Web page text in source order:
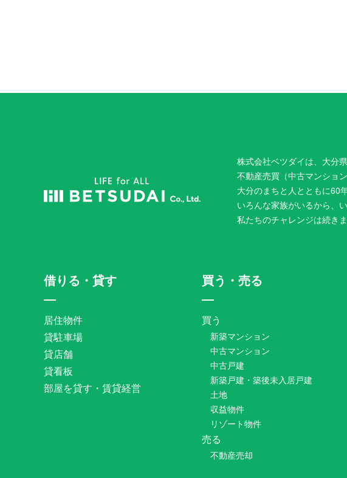
株式会社ベツダイは、大分
不動産売買（中古マンショ
大分のまちと人とともに60
いろんな家族がいるから、
私たちのチャレンジは続きま
借りる・貸す
居住物件
貸駐車場
貸店舗
貸看板
部屋を貸す・賃貸経営
買う・売る
買う
新築マンション
中古マンション
中古戸建
新築戸建・築後未入居戸建
土地
収益物件
リゾート物件
売る
不動産売却